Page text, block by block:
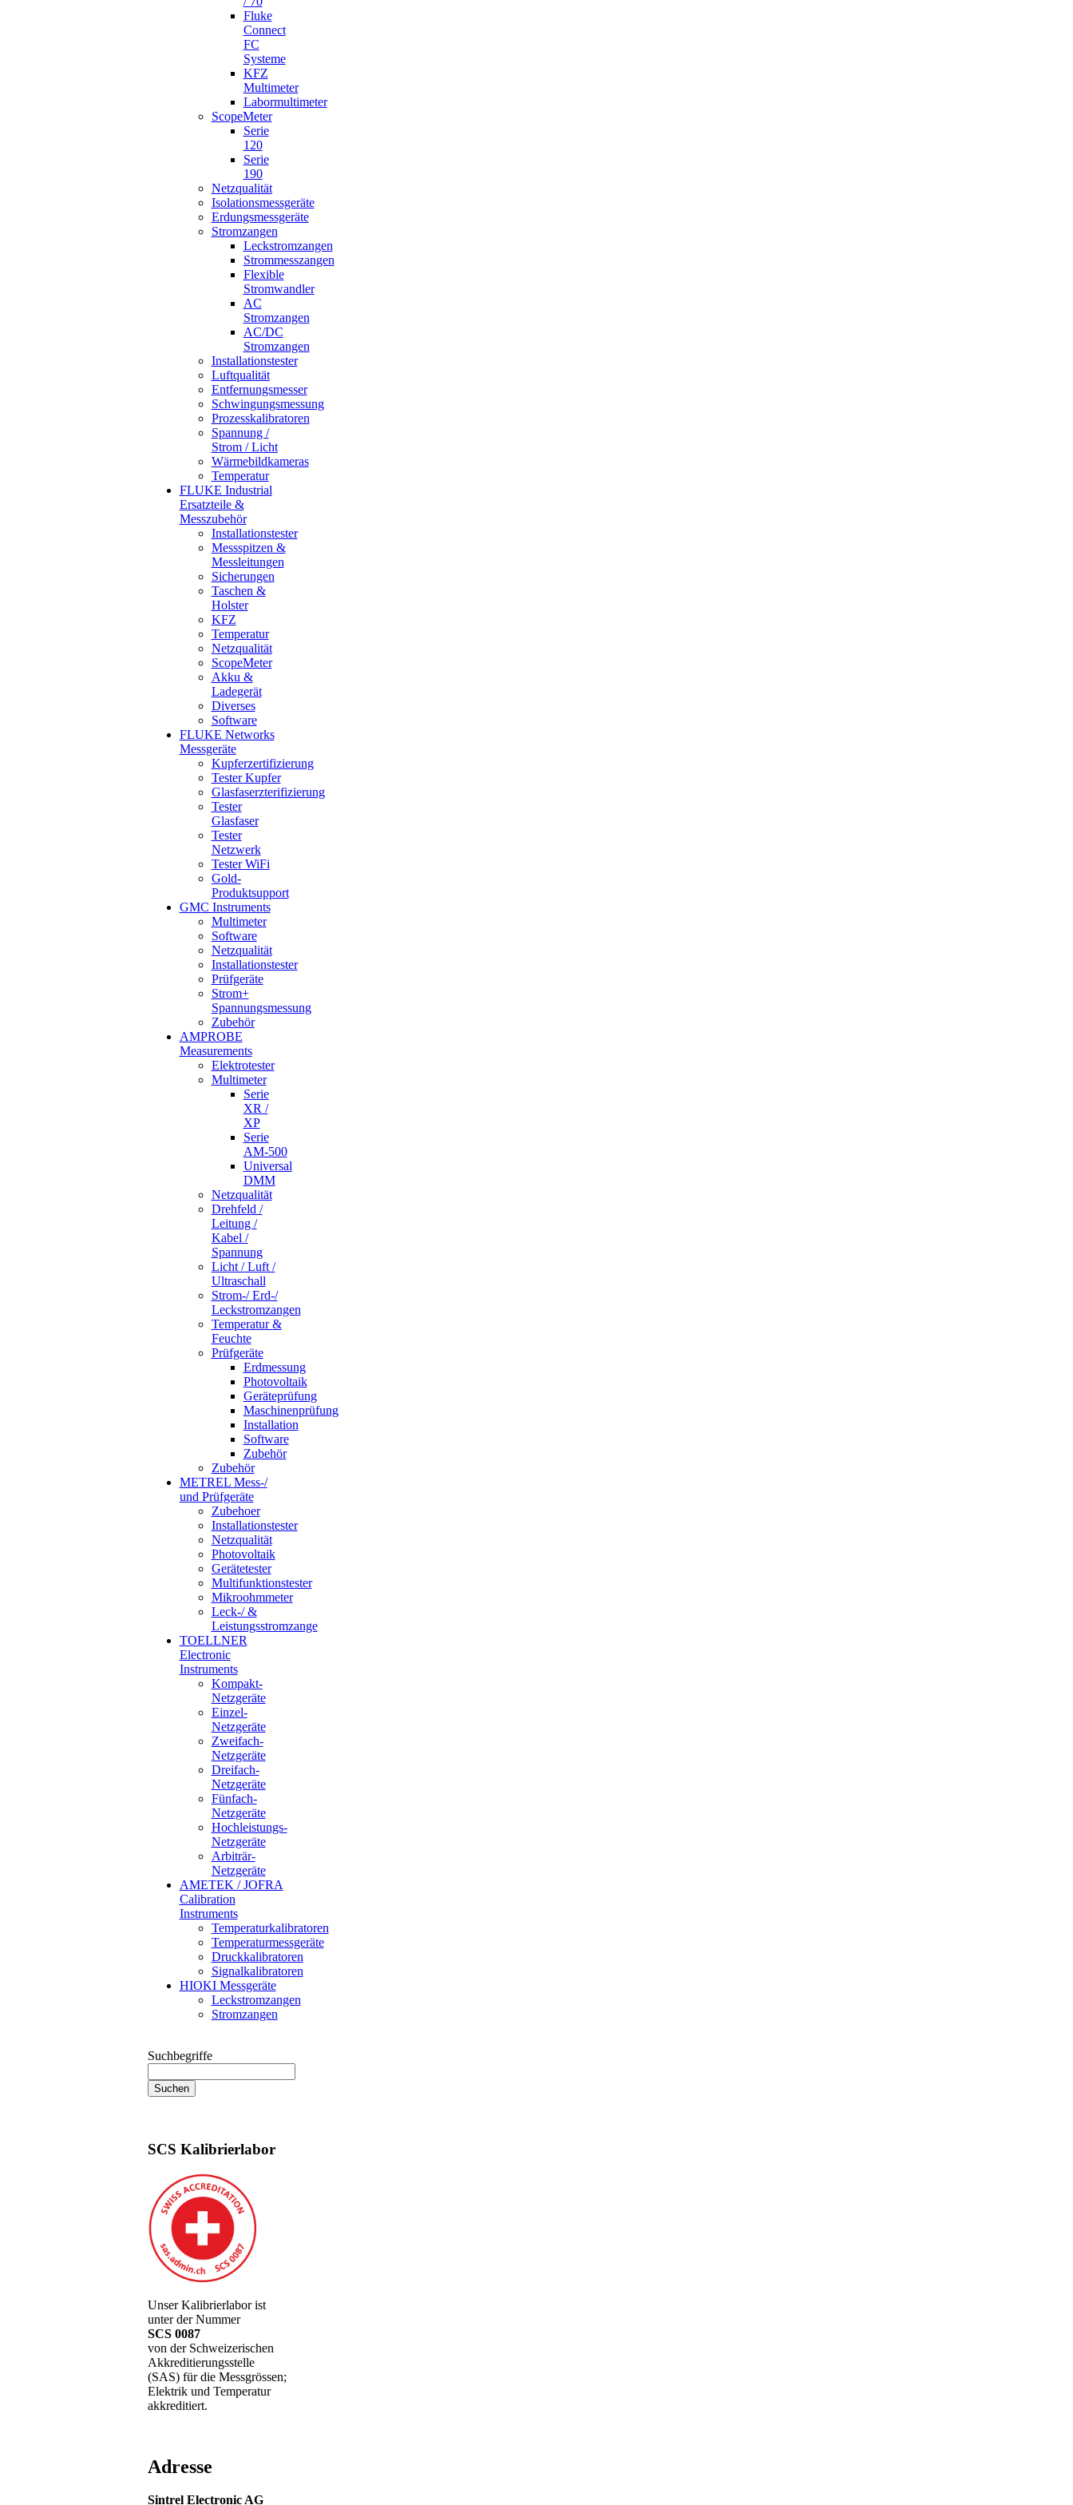
Fluke
Connect
FC
Systeme
KFZ
Multimeter
Labormultimeter
ScopeMeter
Serie
120
Serie
190
Netzqualität
Isolationsmessgeräte
Erdungsmessgeräte
Stromzangen
Leckstromzangen
Strommesszangen
Flexible
Stromwandler
AC
Stromzangen
AC/DC
Stromzangen
Installationstester
Luftqualität
Entfernungsmesser
Schwingungsmessung
Prozesskalibratoren
Spannung /
Strom / Licht
Wärmebildkameras
Temperatur
FLUKE Industrial
Ersatzteile &
Messzubehör
Installationstester
Messspitzen &
Messleitungen
Sicherungen
Taschen &
Holster
KFZ
Temperatur
Netzqualität
ScopeMeter
Akku &
Ladegerät
Diverses
Software
FLUKE Networks
Messgeräte
Kupferzertifizierung
Tester Kupfer
Glasfaserzterifizierung
Tester
Glasfaser
Tester
Netzwerk
Tester WiFi
Gold-
Produktsupport
GMC Instruments
Multimeter
Software
Netzqualität
Installationstester
Prüfgeräte
Strom+
Spannungsmessung
Zubehör
AMPROBE
Measurements
Elektrotester
Multimeter
Serie
XR /
XP
Serie
AM-500
Universal
DMM
Netzqualität
Drehfeld /
Leitung /
Kabel /
Spannung
Licht / Luft /
Ultraschall
Strom-/ Erd-/
Leckstromzangen
Temperatur &
Feuchte
Prüfgeräte
Erdmessung
Photovoltaik
Geräteprüfung
Maschinenprüfung
Installation
Software
Zubehör
Zubehör
METREL Mess-/
und Prüfgeräte
Zubehoer
Installationstester
Netzqualität
Photovoltaik
Gerätetester
Multifunktionstester
Mikroohmmeter
Leck-/ &
Leistungsstromzange
TOELLNER
Electronic
Instruments
Kompakt-
Netzgeräte
Einzel-
Netzgeräte
Zweifach-
Netzgeräte
Dreifach-
Netzgeräte
Fünfach-
Netzgeräte
Hochleistungs-
Netzgeräte
Arbiträr-
Netzgeräte
AMETEK / JOFRA
Calibration
Instruments
Temperaturkalibratoren
Temperaturmessgeräte
Druckkalibratoren
Signalkalibratoren
HIOKI Messgeräte
Leckstromzangen
Stromzangen
Suchbegriffe
SCS Kalibrierlabor
Unser Kalibrierlabor ist
unter der Nummer
SCS 0087
von der Schweizerischen
Akkreditierungsstelle
(SAS) für die Messgrössen;
Elektrik und Temperatur
akkreditiert.
Adresse
Sintrel Electronic AG